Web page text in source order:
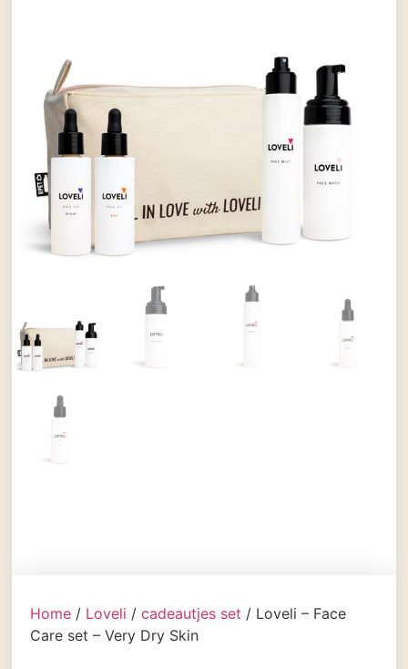
Home / Loveli /cadeautjes set / Loveli – Face
Care set – Very Dry Skin